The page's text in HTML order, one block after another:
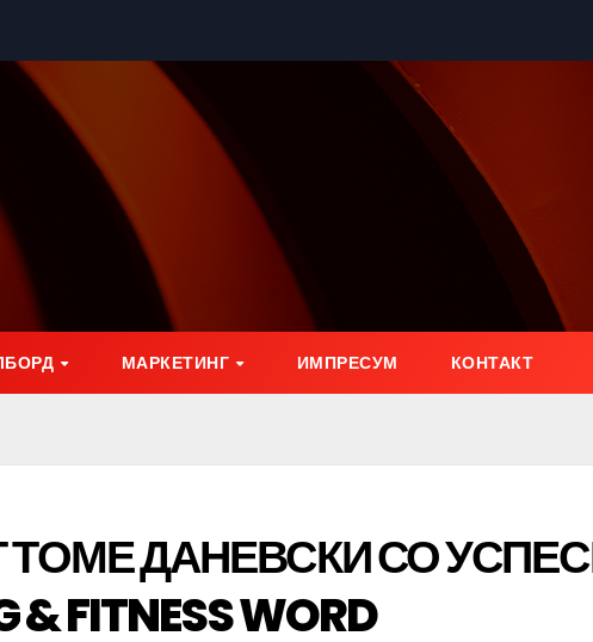
МАРКЕТИНГ ИМПРЕСУМ КОНТАКТ
ДАНЕВСКИ СО
FITNESS WORD